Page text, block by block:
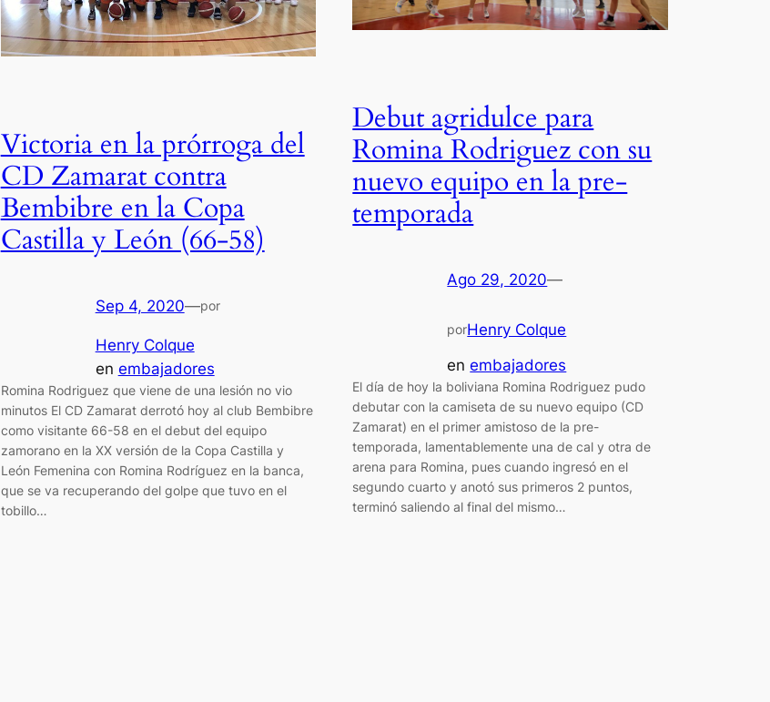
Victoria en la prórroga del
CD Zamarat contra
Bembibre en la Copa
Castilla y León (66-58)
Sep 4, 2020—por
Henry Colque
en embajadores
Romina Rodriguez que viene de una lesión no vio
minutos El CD Zamarat derrotó hoy al club Bembibre
como visitante 66-58 en el debut del equipo
zamorano en la XX versión de la Copa Castilla y
León Femenina con Romina Rodríguez en la banca,
que se va recuperando del golpe que tuvo en el
tobillo…
Debut agridulce para
Romina Rodriguez con su
nuevo equipo en la pre-
temporada
Ago 29, 2020—
porHenry Colque
enembajadores
El día de hoy la boliviana Romina Rodriguez pudo
debutar con la camiseta de su nuevo equipo (CD
Zamarat) en el primer amistoso de la pre-
temporada, lamentablemente una de cal y otra de
arena para Romina, pues cuando ingresó en el
segundo cuarto y anotó sus primeros 2 puntos,
terminó saliendo al final del mismo…